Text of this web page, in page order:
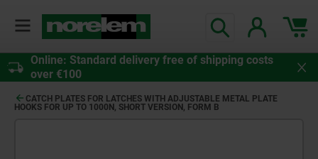
Online: Standard delivery free of shipping costs
over €100
CATCH PLATES FOR LATCHES WITH ADJUSTABLE METAL PLATE
HOOKS FOR UP TO 1000N, SHORT VERSION, FORM B